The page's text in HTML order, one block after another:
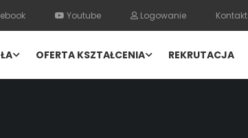
Youtube Logowanie Kontakt
OFERTA KSZTAŁCENIA REKRUTACJA